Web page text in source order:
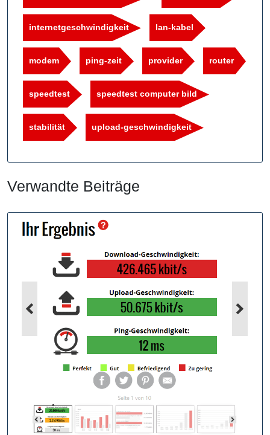
internetgeschwindigkeit lan-kabel
modem ping-zeit provider router
speedtest speedtest computer bild
stabilität upload-geschwindigkeit
Verwandte Beiträge